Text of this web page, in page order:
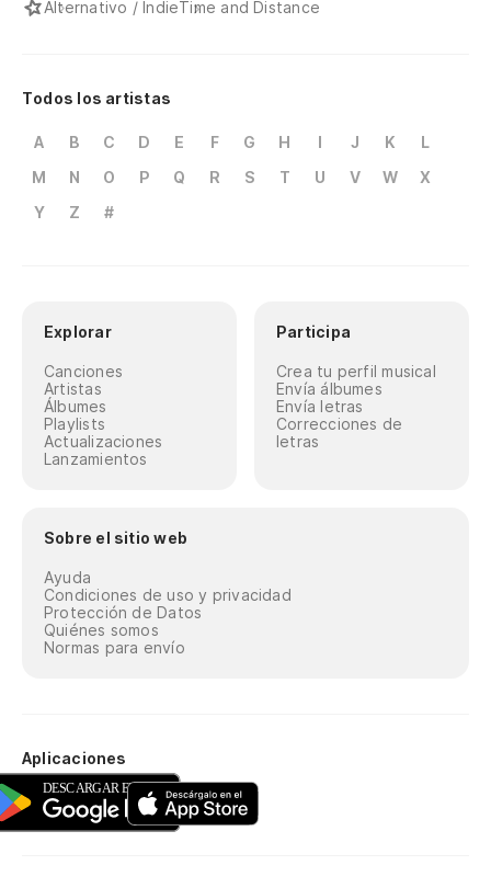
Alternativo / IndieTime and Distance
Todos los artistas
A B C D E F G H I J K
L
M
N O P Q R S T U V W
X
Y
Z #
Explorar
Canciones
Artistas
Álbumes
Playlists
Actualizaciones
Lanzamientos
Participa
Crea tu perfil musical
Envía álbumes
Envía letras
Correcciones de
letras
Sobre el sitio web
Ayuda
Condiciones de uso y privacidad
Protección de Datos
Quiénes somos
Normas para envío
Aplicaciones